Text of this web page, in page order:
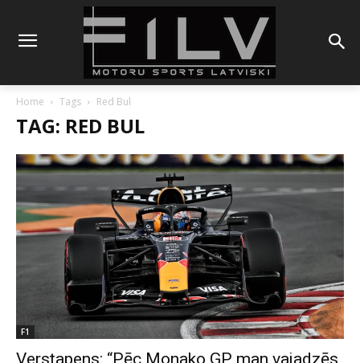
Home Tags Red Bul
TAG: RED BUL
F1
Verstapens: “Pēc Monako GP man vajadzēs